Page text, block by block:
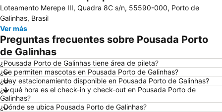
Loteamento Merepe III, Quadra 8C s/n, 55590-000, Porto de
Galinhas, Brasil
Ver más
Preguntas frecuentes sobre Pousada Porto
de Galinhas
¿Pousada Porto de Galinhas tiene área de pileta?
¿Se permiten mascotas en Pousada Porto de Galinhas?
¿Hay estacionamiento disponible en Pousada Porto de Galinhas?
¿A qué hora es el check-in y check-out en Pousada Porto de
Galinhas?
¿Dónde se ubica Pousada Porto de Galinhas?